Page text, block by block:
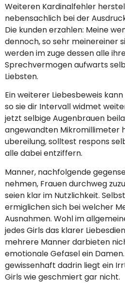
Weiteren Kardinalfehler
nebensachlich bei der
Die kunden erzahlen: Meine
dennoch, so sehr meinereiner
werden im zuge dessen alle
Sprechvermogen aufwarts
Liebsten.
Ein weiterer Liebesbeweis
so sie dir Intervall widmet
jetzt selbige Augenbrauen
angewandten Mikromillimeter
ubereilung, solltest respons
alle dabei entziffern.
Manner, nachfolgende
nehmen, Frauen durchweg
seien klar im Nutzlichkeit.
ermiglichen sich bei welcher
Ausnahmen. Wohl im
jedes Girls das klarer
mehrere Manner darbieten
emotionale Gefasel ein
gewissenhaft dadrin liegt ein
Girls wie geschmiert gar nicht.